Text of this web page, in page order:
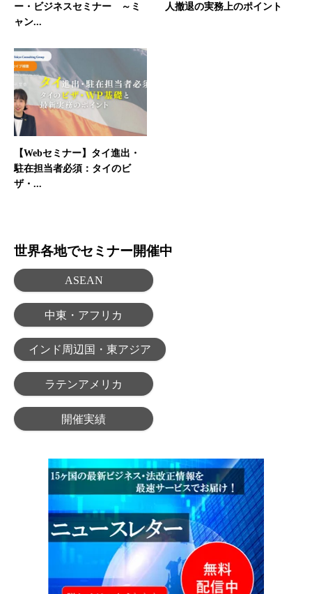
ー・ビジネスセミナー ～ミ
ャン...
人撤退の実務上のポイント
【Webセミナー】タイ進出・
駐在担当者必須：タイのビ
ザ・...
世界各地でセミナー開催中
ASEAN
中東・アフリカ
インド周辺国・東アジア
ラテンアメリカ
開催実績